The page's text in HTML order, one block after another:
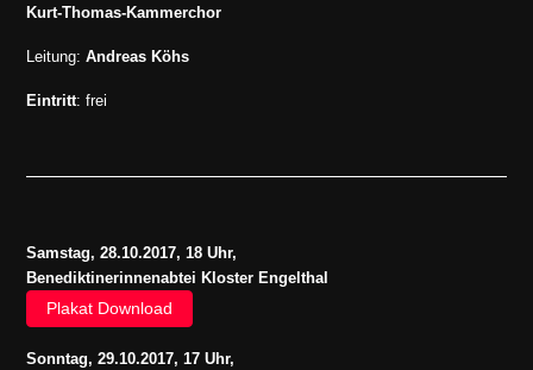
Kurt-Thomas-Kammerchor
Leitung: Andreas Köhs
Eintritt: frei
Samstag, 28.10.2017, 18 Uhr,
Benediktinerinnenabtei Kloster Engelthal
Plakat Download
Sonntag, 29.10.2017, 17 Uhr,